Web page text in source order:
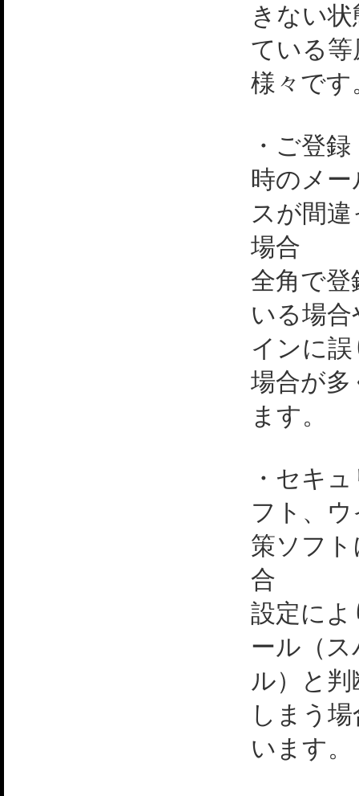
きない
ている
様々です
・ご登
時のメ
スが間
場合
全角で
いる場
インに
場合が
ます。
・セキ
フト、
策ソフ
合
設定に
ール（
ル）と
しまう
います。